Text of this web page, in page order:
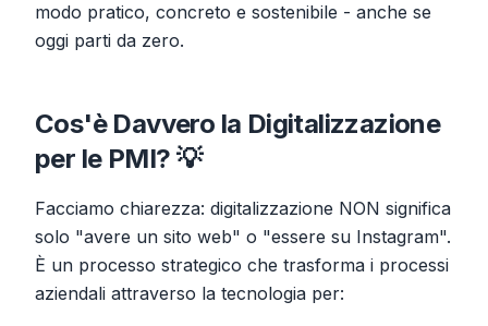
modo pratico, concreto e sostenibile - anche se
oggi parti da zero.
Cos'è Davvero la Digitalizzazione
per le PMI? 💡
Facciamo chiarezza: digitalizzazione NON significa
solo "avere un sito web" o "essere su Instagram".
È un processo strategico che trasforma i processi
aziendali attraverso la tecnologia per: